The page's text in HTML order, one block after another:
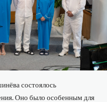
состоялось
Оно было особенным для